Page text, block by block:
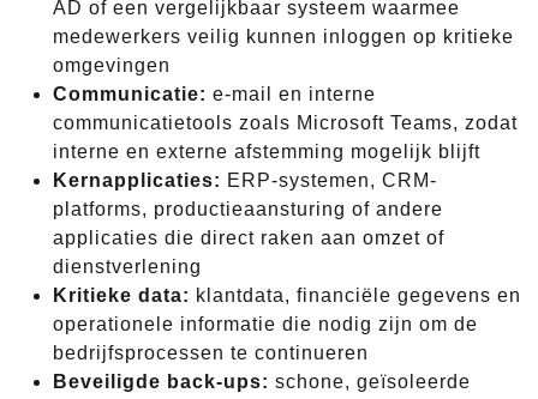
AD of een vergelijkbaar systeem waarmee
medewerkers veilig kunnen inloggen op kritieke
omgevingen
Communicatie: e-mail en interne
communicatietools zoals Microsoft Teams, zodat
interne en externe afstemming mogelijk blijft
Kernapplicaties: ERP-systemen, CRM-
platforms, productieaansturing of andere
applicaties die direct raken aan omzet of
dienstverlening
Kritieke data: klantdata, financiële gegevens en
operationele informatie die nodig zijn om de
bedrijfsprocessen te continueren
Beveiligde back-ups: schone, geïsoleerde